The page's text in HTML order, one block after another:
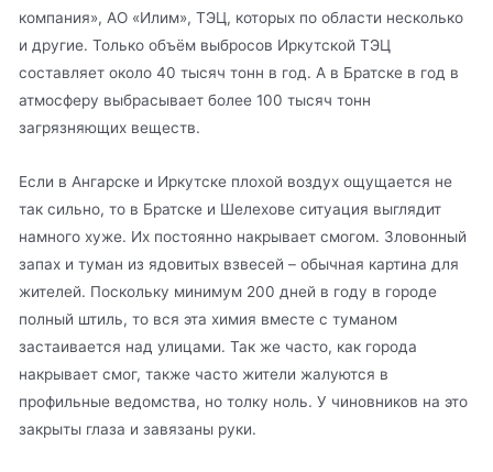
компания», АО «Илим», ТЭЦ, которых по области несколько
и другие. Только объём выбросов Иркутской ТЭЦ
составляет около 40 тысяч тонн в год. А в Братске в год в
атмосферу выбрасывает более 100 тысяч тонн
загрязняющих веществ.
Если в Ангарске и Иркутске плохой воздух ощущается не
так сильно, то в Братске и Шелехове ситуация выглядит
намного хуже. Их постоянно накрывает смогом. Зловонный
запах и туман из ядовитых взвесей – обычная картина для
жителей. Поскольку минимум 200 дней в году в городе
полный штиль, то вся эта химия вместе с туманом
застаивается над улицами. Так же часто, как города
накрывает смог, также часто жители жалуются в
профильные ведомства, но толку ноль. У чиновников на это
закрыты глаза и завязаны руки.